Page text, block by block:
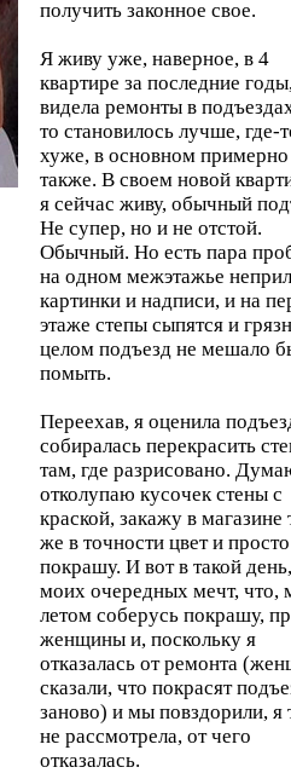
получить законное свое.
Я живу уже, наверное, в 4
квартире за последние
видела ремонты в
то становилось лучше, где-
хуже, в основном примерно
также. В своем новой
я сейчас живу, обычный
Не супер, но и не отстой.
Обычный. Но есть пара
на одном межэтажье
картинки и надписи, и на
этаже степы сыпятся и
целом подъезд не мешало
помыть.
Переехав, я оценила
собиралась перекрасить
там, где разрисовано.
отколупаю кусочек стены с
краской, закажу в магазине
же в точности цвет и просто
покрашу. И вот в такой
моих очередных мечт, что,
летом соберусь покрашу,
женщины и, поскольку я
отказалась от ремонта
сказали, что покрасят
заново) и мы повздорили, я
не рассмотрела, от чего
отказалась.